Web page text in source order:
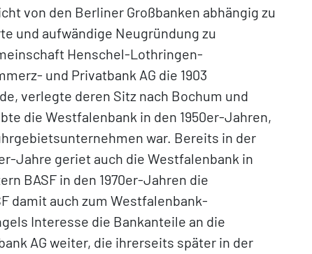
von den Berliner Großbanken abhängig zu
und aufwändige Neugründung zu
Henschel-Lothringen-
und Privatbank AG die 1903
verlegte deren Sitz nach Bochum und
die Westfalenbank in den 1950er-Jahren,
war. Bereits in der
Jahre geriet auch die Westfalenbank in
BASF in den 1970er-Jahren die
damit auch zum Westfalenbank-
Interesse die Bankanteile an die
AG weiter, die ihrerseits später in der